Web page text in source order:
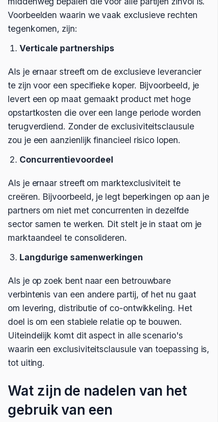
Voorbeelden waarin we vaak exclusieve rechten
tegenkomen, zijn:
Verticale partnerships
Als je ernaar streeft om de exclusieve leverancier
te zijn voor een specifieke koper. Bijvoorbeeld, je
levert een op maat gemaakt product met hoge
opstartkosten die over een lange periode worden
terugverdiend. Zonder de exclusiviteitsclausule
zou je een aanzienlijk financieel risico lopen.
Concurrentievoordeel
Als je ernaar streeft om marktexclusiviteit te
creëren. Bijvoorbeeld, je legt beperkingen op aan je
partners om niet met concurrenten in dezelfde
sector samen te werken. Dit stelt je in staat om je
marktaandeel te consolideren.
Langdurige samenwerkingen
Als je op zoek bent naar een betrouwbare
verbintenis van een andere partij, of het nu gaat
om levering, distributie of co-ontwikkeling. Het
doel is om een stabiele relatie op te bouwen.
Uiteindelijk komt dit aspect in alle scenario's
waarin een exclusiviteitsclausule van toepassing is,
tot uiting.
Wat zijn de nadelen van het
gebruik van een